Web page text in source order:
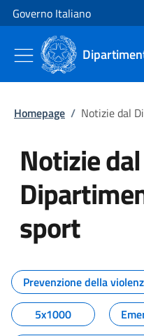
Vai al contenuto
Vai alla navigazione del sito
Governo Italiano
Homepage / Notizie dal
Notizie dal
sport
Tutti i
Prevenzione della
5x1000